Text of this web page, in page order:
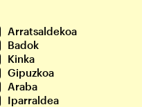
Arratsaldekoa
Badok
Kinka
Gipuzkoa
Araba
Iparraldea